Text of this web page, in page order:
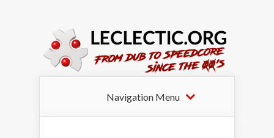
Navigation Menu